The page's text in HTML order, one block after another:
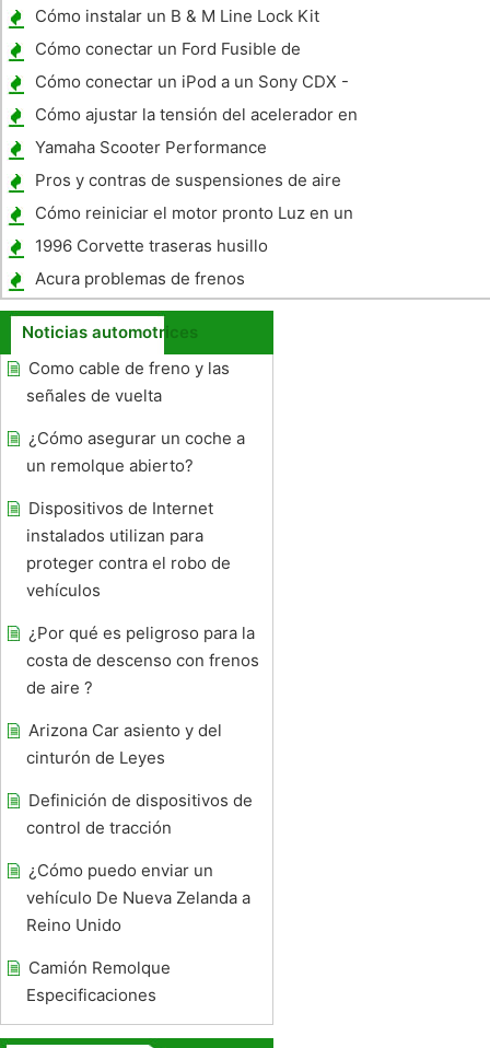
Cómo instalar un B & M Line Lock Kit
Cómo conectar un Ford Fusible de
encendido
Cómo conectar un iPod a un Sony CDX -
GT620U
Cómo ajustar la tensión del acelerador en
VTX
Yamaha Scooter Performance
Pros y contras de suspensiones de aire
Cómo reiniciar el motor pronto Luz en un
Saturn L1 1997
1996 Corvette traseras husillo
Especificaciones de torque
Acura problemas de frenos
Noticias automotrices
Como cable de freno y las
señales de vuelta
¿Cómo asegurar un coche a
un remolque abierto?
Dispositivos de Internet
instalados utilizan para
proteger contra el robo de
vehículos
¿Por qué es peligroso para la
costa de descenso con frenos
de aire ?
Arizona Car asiento y del
cinturón de Leyes
Definición de dispositivos de
control de tracción
¿Cómo puedo enviar un
vehículo De Nueva Zelanda a
Reino Unido
Camión Remolque
Especificaciones